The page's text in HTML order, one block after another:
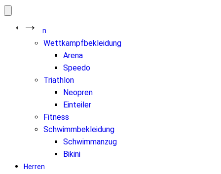
Damen
Wettkampfbekleidung
Arena
Speedo
Triathlon
Neopren
Einteiler
Fitness
Schwimmbekleidung
Schwimmanzug
Bikini
Herren